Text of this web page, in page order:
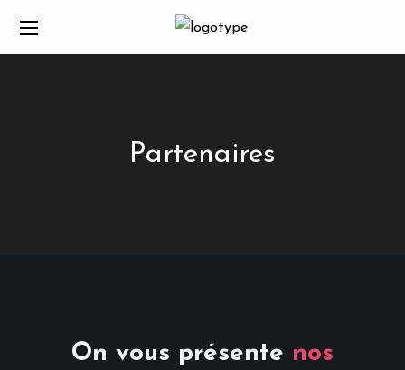
Partenaires
On vous présente nos